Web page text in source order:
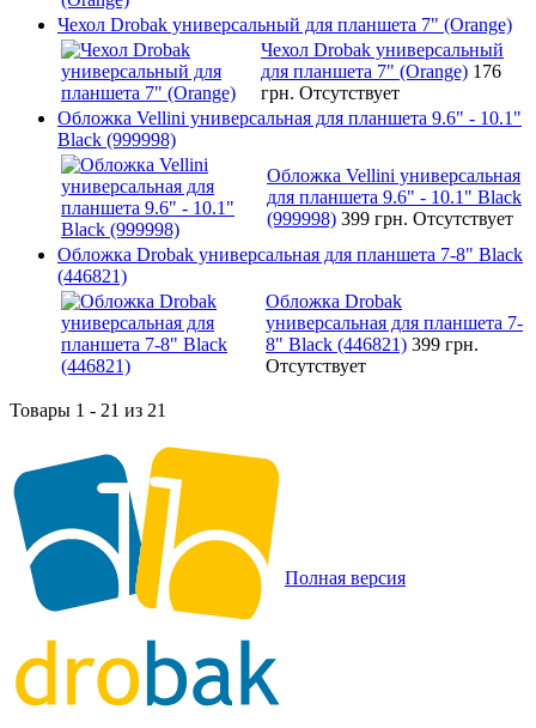
Чехол Drobak универсальный для планшета 7" (Orange)
Чехол Drobak универсальный
для планшета 7" (Orange) 176
грн. Отсутствует
Обложка Vellini универсальная для планшета 9.6" - 10.1"
Black (999998)
Обложка Vellini универсальная
для планшета 9.6" - 10.1" Black
(999998) 399 грн. Отсутствует
Обложка Drobak универсальная для планшета 7-8" Black
(446821)
Обложка Drobak
универсальная для планшета 7-
8" Black (446821) 399 грн.
Отсутствует
Товары 1 - 21 из 21
Полная версия